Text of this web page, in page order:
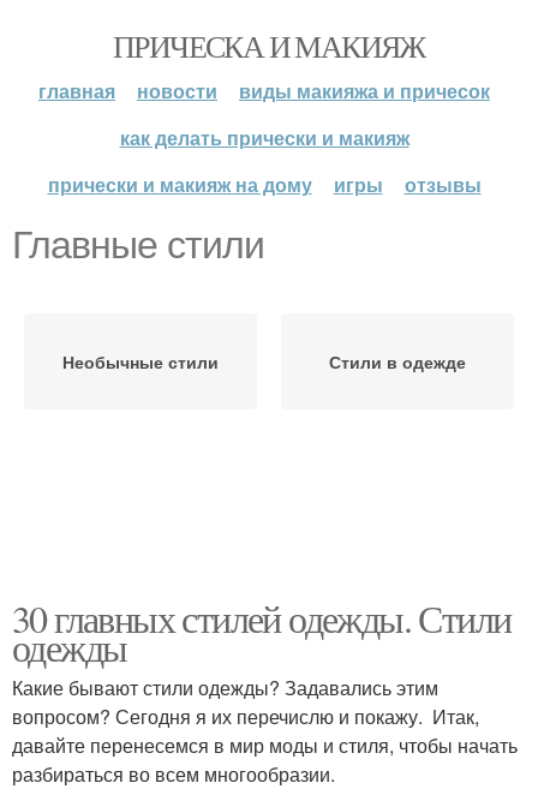
ПРИЧЕСКА И МАКИЯЖ
главная новости
виды макияжа и причесок
как делать прически и макияж
прически и макияж на дому
игры отзывы
Главные стили
Необычные стили Стили в одежде
30 главных стилей одежды. Стили
одежды
Какие бывают стили одежды? Задавались этим
вопросом? Сегодня я их перечислю и покажу. Итак,
давайте перенесемся в мир моды и стиля, чтобы начать
разбираться во всем многообразии.